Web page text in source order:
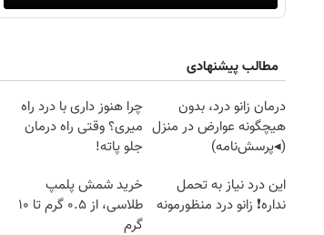
مطالب پیشنهادی
درمان زانو درد، بدون
هیچگونه عوارض در منزل
(◂پرسش‌نامه)
چرا هنوز داری با درد راه
میری؟ وقتی راه درمان
جلو پاته!
این درد نیاز به تحمل
نداره❗ زانو درد منظورمونه
خرید شمش پلمپ
طلاسی، از ۰.۵ گرم تا ۱۰
گرم